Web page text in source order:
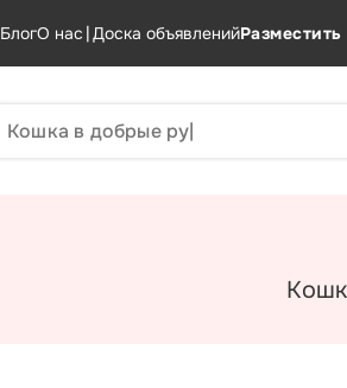
БлогО нас |Доска объявлений